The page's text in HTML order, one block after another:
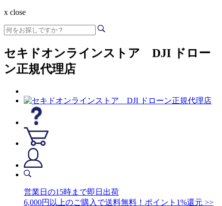
x close
セキドオンラインストア DJI ドロー
ン正規代理店
営業日の15時まで即日出荷
6,000円以上のご購入で送料無料！ポイント1%還元 >>